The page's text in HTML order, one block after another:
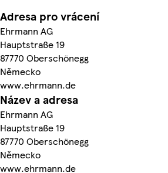
Adresa pro vrácení
Ehrmann AG
Hauptstraße 19
87770 Oberschönegg
Německo
www.ehrmann.de
Název a adresa
Ehrmann AG
Hauptstraße 19
87770 Oberschönegg
Německo
www.ehrmann.de